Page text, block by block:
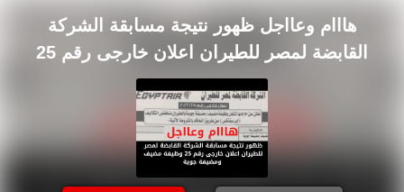
هااام وعااجل ظهور نتيجة مسابقة الشركة
القابضة لمصر للطيران اعلان خارجى رقم 25
وظيفة مضيف ومضيفة جوية